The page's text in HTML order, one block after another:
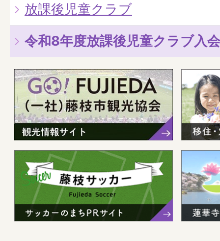
放課後児童クラブ
令和8年度放課後児童クラブ入